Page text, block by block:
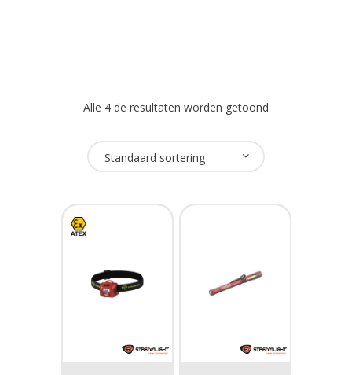
Oplaadbaar
Ja(2)
Alle 4 de resultaten worden getoond
Standaard sortering